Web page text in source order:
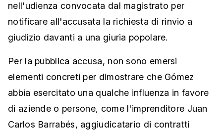
nell'udienza convocata dal magistrato per
notificare all'accusata la richiesta di rinvio a
giudizio davanti a una giuria popolare.
Per la pubblica accusa, non sono emersi
elementi concreti per dimostrare che Gómez
abbia esercitato una qualche influenza in favore
di aziende o persone, come l'imprenditore Juan
Carlos Barrabés, aggiudicatario di contratti